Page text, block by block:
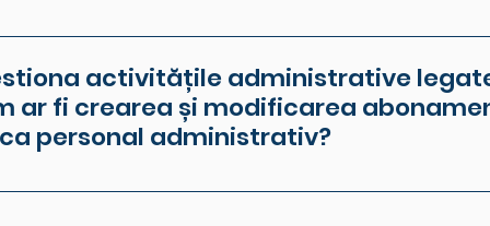
include opțiuni de configurare pentru penalizări
staționează pentru mai mult de 10 minute,
de trafic ordonat și la descurajarea abuzurilor.
activitățile administrative
ar fi crearea și modificarea
personal administrativ?
automatizarea gestionării abonamentelor de